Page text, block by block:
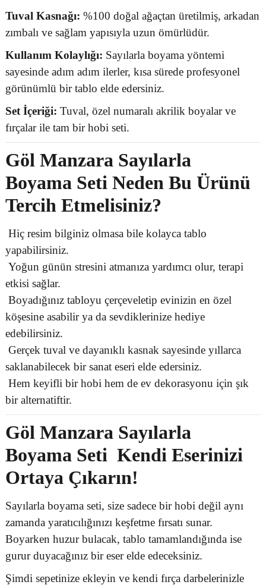
Tuval Kasnağı: %100 doğal ağaçtan üretilmiş, arkadan
zımbalı ve sağlam yapısıyla uzun ömürlüdür.
Kullanım Kolaylığı: Sayılarla boyama yöntemi
sayesinde adım adım ilerler, kısa sürede profesyonel
görünümlü bir tablo elde edersiniz.
Set İçeriği: Tuval, özel numaralı akrilik boyalar ve
fırçalar ile tam bir hobi seti.
Göl Manzara Sayılarla
Boyama Seti Neden Bu Ürünü
Tercih Etmelisiniz?
Hiç resim bilginiz olmasa bile kolayca tablo
yapabilirsiniz.
Yoğun günün stresini atmanıza yardımcı olur, terapi
etkisi sağlar.
Boyadığınız tabloyu çerçeveletip evinizin en özel
köşesine asabilir ya da sevdiklerinize hediye
edebilirsiniz.
Gerçek tuval ve dayanıklı kasnak sayesinde yıllarca
saklanabilecek bir sanat eseri elde edersiniz.
Hem keyifli bir hobi hem de ev dekorasyonu için şık
bir alternatiftir.
Göl Manzara Sayılarla
Boyama Seti Kendi Eserinizi
Ortaya Çıkarın!
Sayılarla boyama seti, size sadece bir hobi değil aynı
zamanda yaratıcılığınızı keşfetme fırsatı sunar.
Boyarken huzur bulacak, tablo tamamlandığında ise
gurur duyacağınız bir eser elde edeceksiniz.
Şimdi sepetinize ekleyin ve kendi fırça darbelerinizle